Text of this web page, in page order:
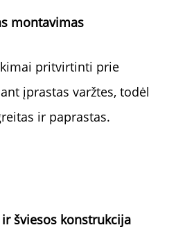
montavimas
pritvirtinti prie
įprastas varžtes, todėl
ir paprastas.
šviesos konstrukcija